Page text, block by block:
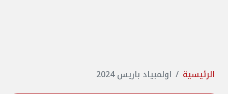
الرئيسية اولمبياد باريس 2024